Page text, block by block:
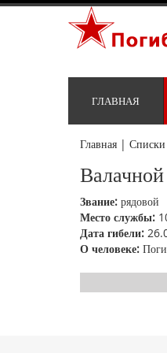
ГЛАВНАЯ
Главная | Списки
Звание: рядовой
Место службы:
Дата гибели:
О человеке: